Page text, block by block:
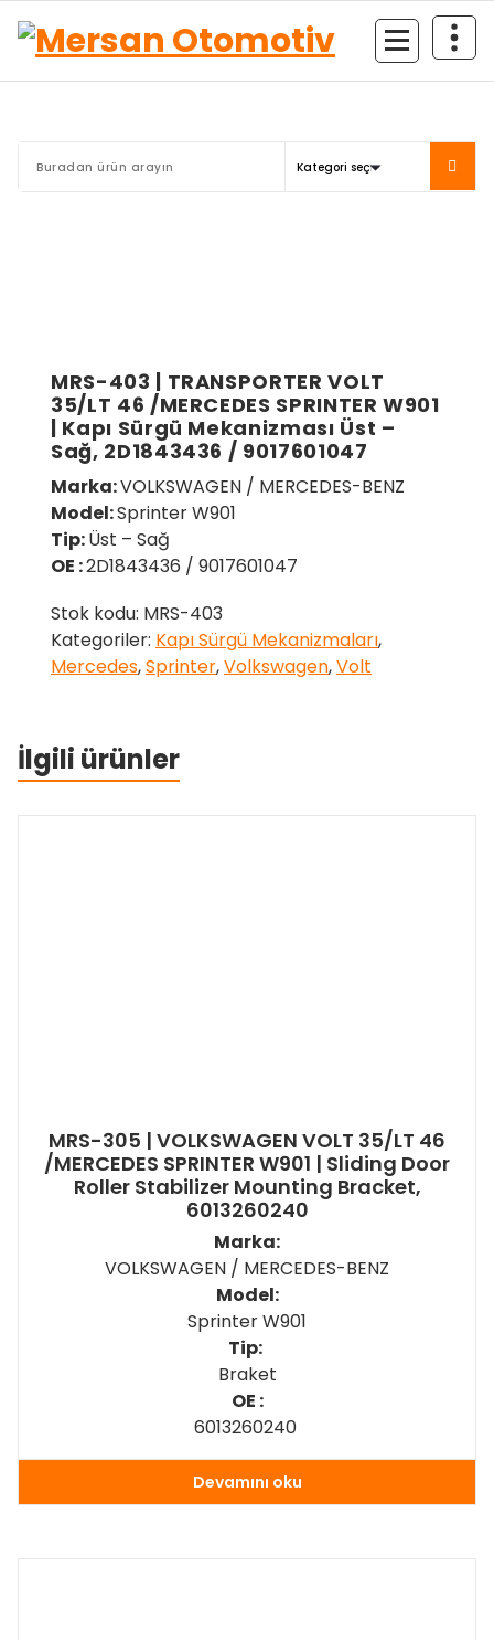
MRS-403 | TRANSPORTER VOLT
35/LT 46 /MERCEDES SPRINTER W901
| Kapı Sürgü Mekanizması Üst –
Sağ, 2D1843436 / 9017601047
Marka:VOLKSWAGEN / MERCEDES-BENZ
Model:Sprinter W901
Tip:Üst – Sağ
OE :2D1843436 / 9017601047
Stok kodu: MRS-403
Kategoriler: Kapı Sürgü Mekanizmaları,
Mercedes,Sprinter,Volkswagen,Volt
İlgili ürünler
MRS-305 | VOLKSWAGEN VOLT 35/LT 46
/MERCEDES SPRINTER W901 | Sliding Door
Roller Stabilizer Mounting Bracket,
6013260240
Marka:
VOLKSWAGEN / MERCEDES-BENZ
Model:
Sprinter W901
Tip:
Braket
OE :
6013260240
Devamını oku